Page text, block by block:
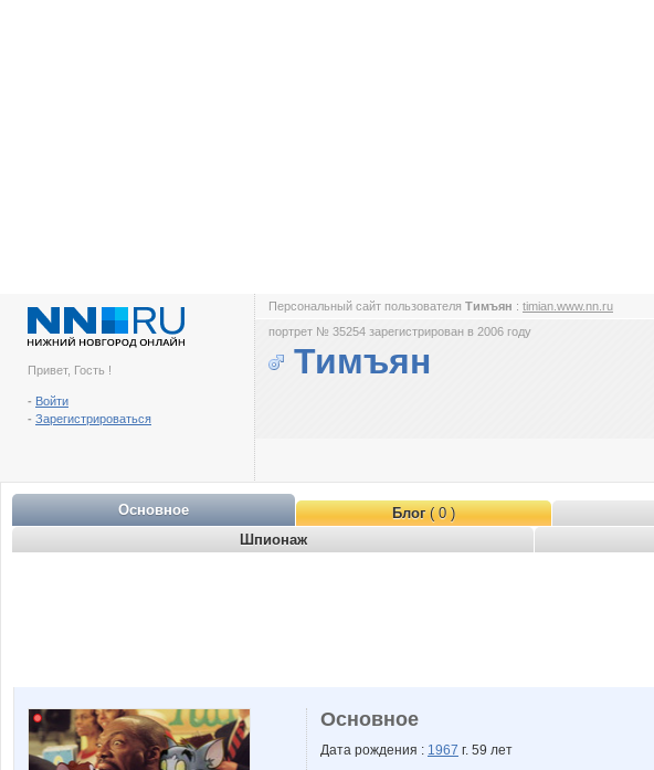
Привет, Гость !
- Войти
- Зарегистрироваться
Персональный сайт пользователя Тимъян : timian.www.nn.ru
портрет № 35254 зарегистрирован в 2006 году
Тимъян
Основное Блог( 0 )
Шпионаж
Основное
Дата рождения : 1967 г. 59 лет